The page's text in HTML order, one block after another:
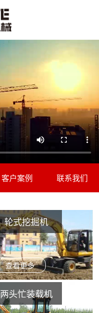
客户案例 联系我们
轮式挖掘机
查看更多
两头忙装载机